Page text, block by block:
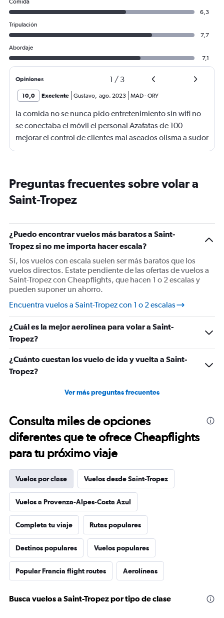
Comida
6,3
Tripulación
7,7
Abordaje
7,1
Opiniones 1 / 3
10,0 Excelente Gustavo, ago. 2023 MAD-ORY
la comida no se nunca pido entretenimiento sin wifi no
se conectaba el móvil el personal Azafatas de 100
mejorar el control de clientes mal aseados olisma a sudor
de varios días
Preguntas frecuentes sobre volar a
Saint-Tropez
¿Puedo encontrar vuelos más baratos a Saint-
Tropez si no me importa hacer escala?
Sí, los vuelos con escala suelen ser más baratos que los
vuelos directos. Estate pendiente de las ofertas de vuelos a
Saint-Tropez con Cheapflights, que hacen 1 o 2 escalas y
pueden suponer un ahorro.
Encuentra vuelos a Saint-Tropez con 1 o 2 escalas
¿Cuál es la mejor aerolínea para volar a Saint-
Tropez?
¿Cuánto cuestan los vuelo de ida y vuelta a Saint-
Tropez?
Ver más preguntas frecuentes
Consulta miles de opciones
diferentes que te ofrece Cheapflights
para tu próximo viaje
Vuelos por clase Vuelos desde Saint-Tropez
Vuelos a Provenza-Alpes-Costa Azul
Completa tu viaje Rutas populares
Destinos populares Vuelos populares
Popular Francia flight routes Aerolíneas
Busca vuelos a Saint-Tropez por tipo de clase